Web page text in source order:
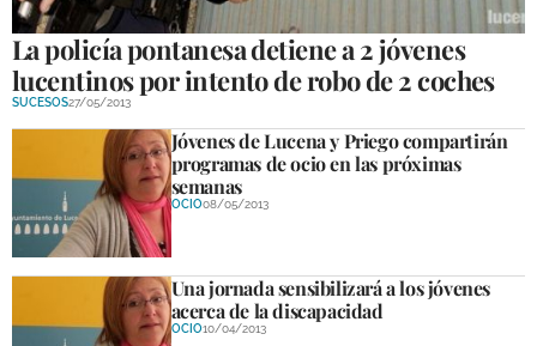
La policía pontanesa detiene a 2 jóvenes
lucentinos por intento de robo de 2 coches
SUCESOS27/05/2013
Jóvenes de Lucena y Priego compartirán
programas de ocio en las próximas
semanas
OCIO08/05/2013
Una jornada sensibilizará a los jóvenes
acerca de la discapacidad
OCIO10/04/2013